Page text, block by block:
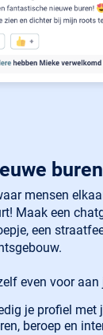
mensen
Maak een
een
even voor aan
je profiel met
beroep en